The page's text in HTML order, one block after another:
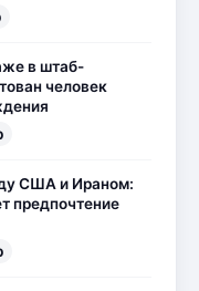
в штаб-
человек
США и Ираном:
предпочтение